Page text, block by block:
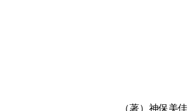
（著）神保美佳